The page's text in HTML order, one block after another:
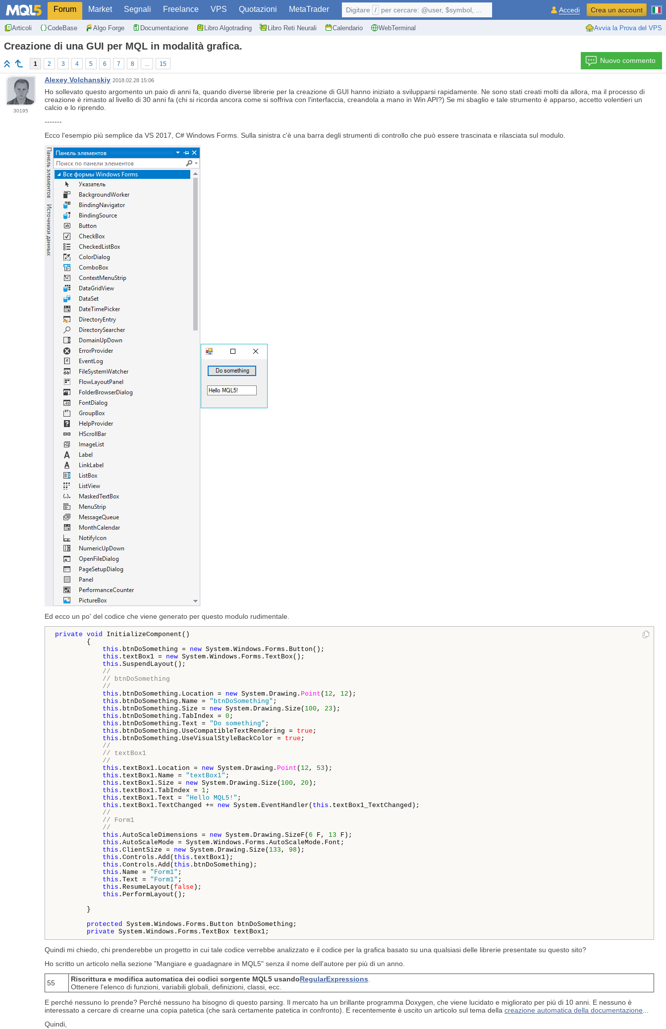
Forum Market Segnali Freelance VPS Quotazioni MetaTrader
Articoli CodeBase Algo Forge Documentazione Libro Algotrading Libro Reti Neurali Calendario WebTerminal Avvia la Prova del VPS
Digitare / per cercare: @user, $symbol, ... Accedi Crea un account
Creazione di una GUI per MQL in modalità grafica.
1 2 3 4 5 6 7 8 ... 15 Nuovo commento
30195
Alexey Volchanskiy 2018.02.28 15:06
Ho sollevato questo argomento un paio di anni fa, quando diverse librerie per la creazione di GUI hanno iniziato a svilupparsi rapidamente. Ne sono stati creati molti da allora, ma il processo di
creazione è rimasto al livello di 30 anni fa (chi si ricorda ancora come si soffriva con l'interfaccia, creandola a mano in Win API?) Se mi sbaglio e tale strumento è apparso, accetto volentieri un
calcio e lo riprendo.
-------
Ecco l'esempio più semplice da VS 2017, C# Windows Forms. Sulla sinistra c'è una barra degli strumenti di controllo che può essere trascinata e rilasciata sul modulo.
Ed ecco un po' del codice che viene generato per questo modulo rudimentale.
private void InitializeComponent()
{
this .btnDoSomething = new System.Windows.Forms.Button();
this .textBox1 = new System.Windows.Forms.TextBox();
this .SuspendLayout();
//
// btnDoSomething
//
this .btnDoSomething.Location = new System.Drawing. Point ( 12 , 12 );
this .btnDoSomething.Name = "btnDoSomething" ;
this .btnDoSomething.Size = new System.Drawing.Size( 100 , 23 );
this .btnDoSomething.TabIndex = 0 ;
this .btnDoSomething.Text = "Do something" ;
this .btnDoSomething.UseCompatibleTextRendering = true ;
this .btnDoSomething.UseVisualStyleBackColor = true ;
//
// textBox1
//
this .textBox1.Location = new System.Drawing. Point ( 12 , 53 );
this .textBox1.Name = "textBox1" ;
this .textBox1.Size = new System.Drawing.Size( 100 , 20 );
this .textBox1.TabIndex = 1;
this .textBox1.Text = "Hello MQL5!" ;
this .textBox1.TextChanged += new System.EventHandler( this .textBox1_TextChanged);
//
// Form1
//
this .AutoScaleDimensions = new System.Drawing.SizeF( 6 F, 13 F);
this .AutoScaleMode = System.Windows.Forms.AutoScaleMode.Font;
this .ClientSize = new System.Drawing.Size( 133 , 98 );
this .Controls.Add( this .textBox1);
this .Controls.Add( this .btnDoSomething);
this .Name = "Form1" ;
this .Text = "Form1" ;
this .ResumeLayout( false );
this .PerformLayout();
}
protected System.Windows.Forms.Button btnDoSomething;
private System.Windows.Forms.TextBox textBox1;
Quindi mi chiedo, chi prenderebbe un progetto in cui tale codice verrebbe analizzato e il codice per la grafica basato su una qualsiasi delle librerie presentate su questo sito?
Ho scritto un articolo nella sezione "Mangiare e guadagnare in MQL5" senza il nome dell'autore per più di un anno.
55 Riscrittura e modifica automatica dei codici sorgente MQL5 usandoRegularExpressions.
Ottenere l'elenco di funzioni, variabili globali, definizioni, classi, ecc.
E perché nessuno lo prende? Perché nessuno ha bisogno di questo parsing. Il mercato ha un brillante programma Doxygen, che viene lucidato e migliorato per più di 10 anni. E nessuno è
interessato a cercare di crearne una copia patetica (che sarà certamente patetica in confronto). E recentemente è uscito un articolo sul tema della creazione automatica della documentazione...
Quindi,